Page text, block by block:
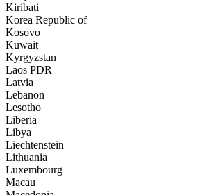
Kiribati
Korea Republic of
Kosovo
Kuwait
Kyrgyzstan
Laos PDR
Latvia
Lebanon
Lesotho
Liberia
Libya
Liechtenstein
Lithuania
Luxembourg
Macau